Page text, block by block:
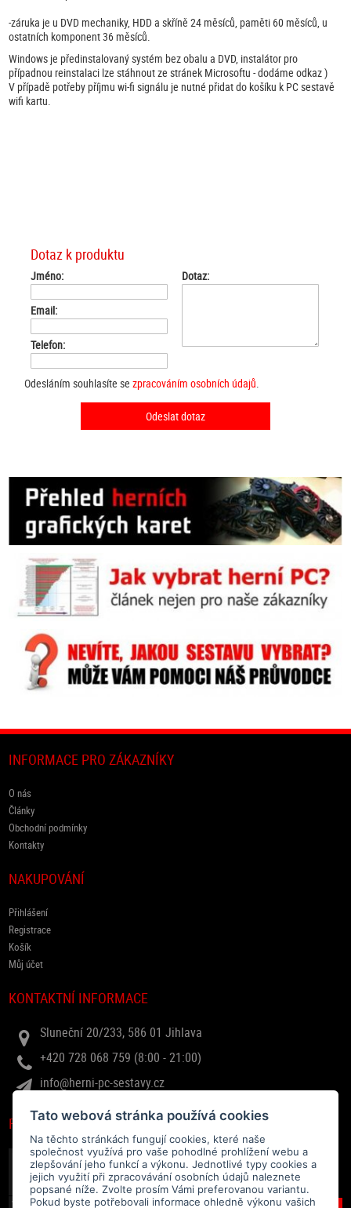
-záruka je u DVD mechaniky, HDD a skříně 24 měsíců, paměti 60 měsíců, u
ostatních komponent 36 měsíců.
Windows je předinstalovaný systém bez obalu a DVD, instalátor pro
případnou reinstalaci lze stáhnout ze stránek Microsoftu - dodáme odkaz )
V případě potřeby příjmu wi-fi signálu je nutné přidat do košíku k PC sestavě
wifi kartu.
Dotaz k produktu
Jméno:
Email:
Telefon:
Dotaz:
Odesláním souhlasíte sezpracováním osobních údajů.
INFORMACE PRO ZÁKAZNÍKY
O nás
Články
Obchodní podmínky
Kontakty
NAKUPOVÁNÍ
Přihlášení
Registrace
Košík
Můj účet
KONTAKTNÍ INFORMACE
Sluneční 20/233, 586 01 Jihlava
+420 728 068 759 (8:00 - 21:00)
info@herni-pc-sestavy.cz
RYCHLÝ DOTAZ
Tato webová stránka používá cookies
Na těchto stránkách fungují cookies, které naše
společnost využívá pro vaše pohodlné prohlížení webu a
zlepšování jeho funkcí a výkonu. Jednotlivé typy cookies a
jejich využití při zpracovávání osobních údajů naleznete
popsané níže. Zvolte prosím Vámi preferovanou variantu.
Pokud byste potřebovali informace ohledně výkonu vašich